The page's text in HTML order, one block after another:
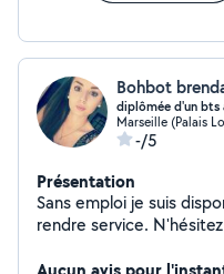
Bohbot
diplômée d'un bts
Marseille (Palais
-/5
Présentation
Sans emploi je suis
rendre service.